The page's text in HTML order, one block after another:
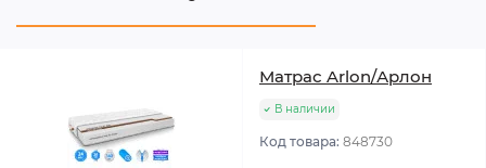
Матрас Arlon/Арлон
В наличии
Код товара: 848730